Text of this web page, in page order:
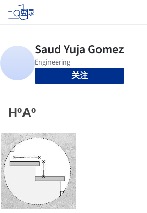
登录
关注
HºAº